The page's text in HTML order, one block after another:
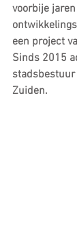
voorbije
een project
Sinds 2015
Zuiden.